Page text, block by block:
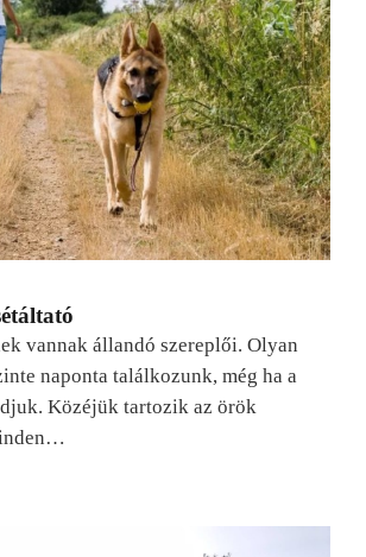
vannak állandó szereplői. Olyan
naponta találkozunk, még ha a
Közéjük tartozik az örök